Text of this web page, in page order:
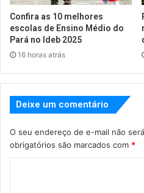
Confira as 10 melhores
escolas de Ensino Médio do
Pará no Ideb 2025
16 horas atrás
Deixe um comentário
O seu endereço de e-mail não
obrigatórios são marcados com *